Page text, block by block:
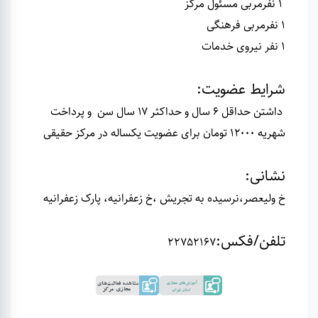
1 نفرمربی فرهنگی
1 نفر نیروی خدمات
شرایط عضویت:
داشتن حداقل ۶ سال و حداکثر ۱۷ سال سن و پرداخت
شهریه ۱۲۰۰۰ تومان برای عضویت یکساله در مرکز حقیقی
نشانی:
خ ولیعصر،نرسیده به تجریش ،خ زعفرانیه، پارک زعفرانیه
تلفن/فکس:
22752167